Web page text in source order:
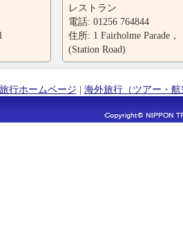
レストラン
電話: 01256 764844
住所: 1 Fairholme Parade，
(Station Road)
行ホームページ | 海外旅行（ツアー・航